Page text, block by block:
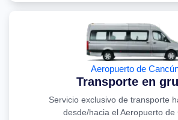
Aeropuerto de
Transporte en
Servicio exclusivo de transporte
desde/hacia el Aeropuerto de